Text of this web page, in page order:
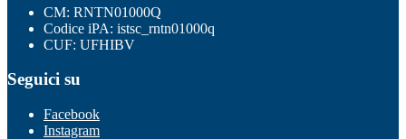
CM: RNTN01000Q
Codice iPA: istsc_rntn01000q
CUF: UFHIBV
Seguici su
Facebook
Instagram